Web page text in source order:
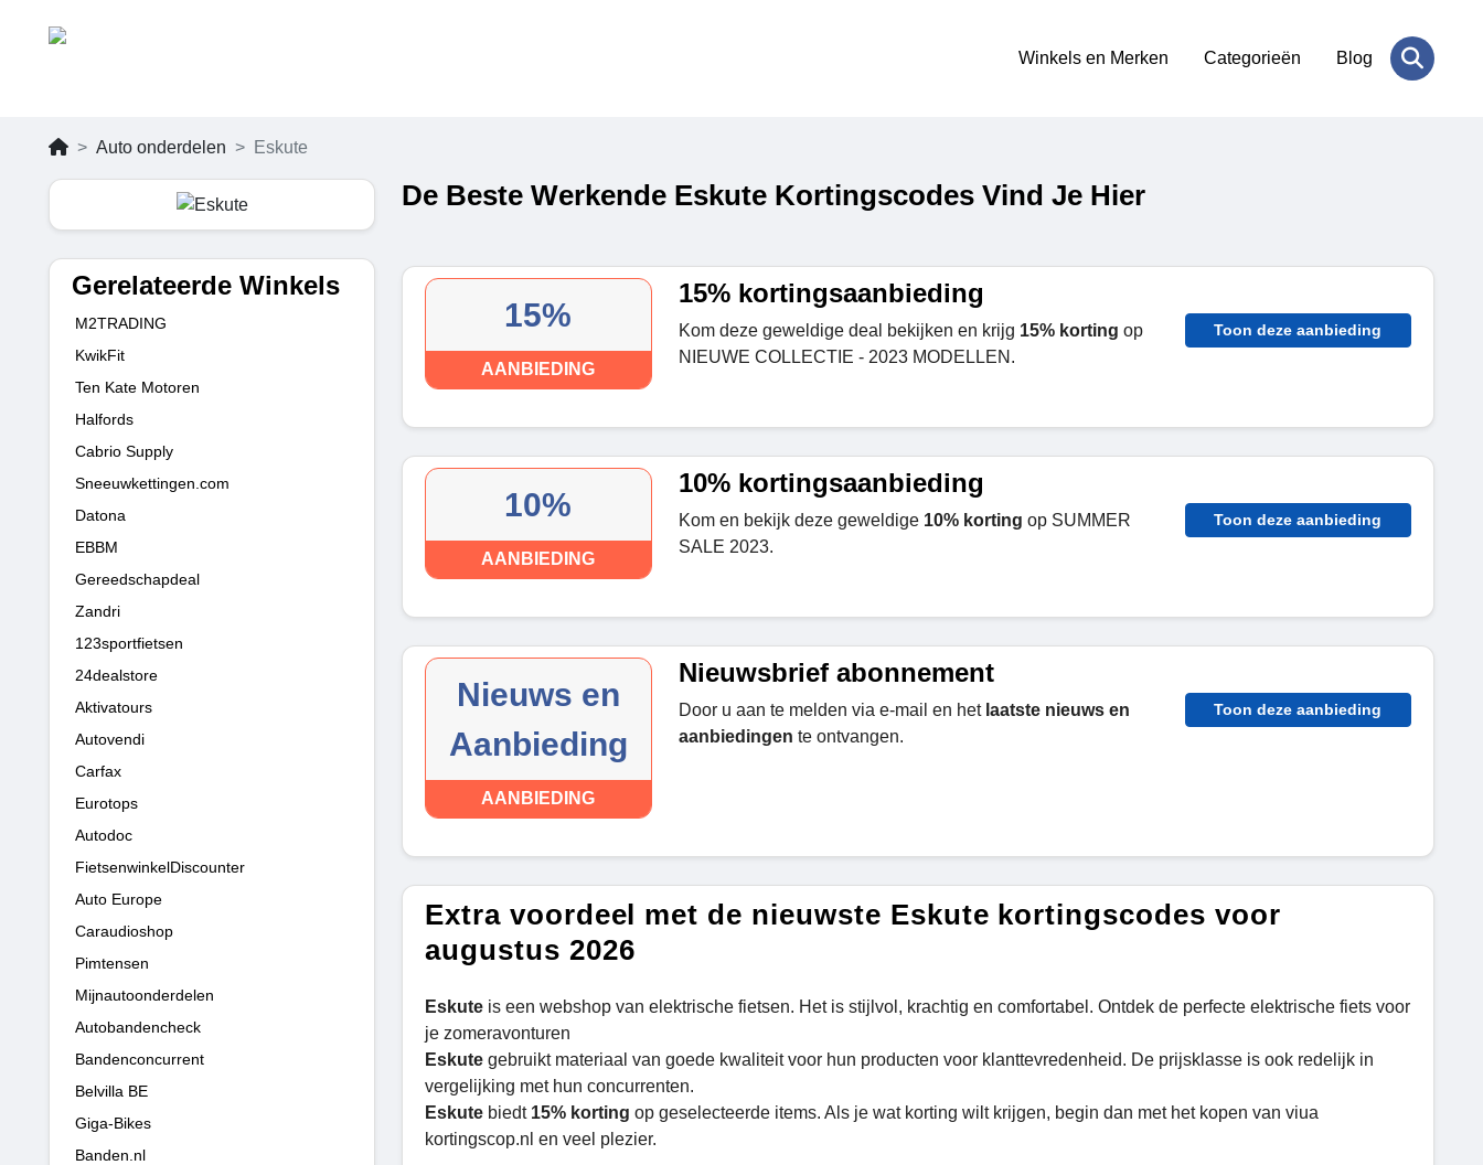
Winkels en Merken Categorieën Blog
Auto onderdelen Eskute
Gerelateerde Winkels
M2TRADING
KwikFit
Ten Kate Motoren
Halfords
Cabrio Supply
Sneeuwkettingen.com
Datona
EBBM
Gereedschapdeal
Zandri
123sportfietsen
24dealstore
Aktivatours
Autovendi
Carfax
Eurotops
Autodoc
FietsenwinkelDiscounter
Auto Europe
Caraudioshop
Pimtensen
Mijnautoonderdelen
Autobandencheck
Bandenconcurrent
Belvilla BE
Giga-Bikes
Banden.nl
De Beste Werkende Eskute Kortingscodes Vind Je Hier
15%
AANBIEDING
15% kortingsaanbieding
Kom deze geweldige deal bekijken en krijg 15% korting op
NIEUWE COLLECTIE - 2023 MODELLEN.
Toon deze aanbieding
10%
AANBIEDING
10% kortingsaanbieding
Kom en bekijk deze geweldige 10% korting op SUMMER
SALE 2023.
Toon deze aanbieding
Nieuws en
Aanbieding
AANBIEDING
Nieuwsbrief abonnement
Door u aan te melden via e-mail en het laatste nieuws en
aanbiedingen te ontvangen.
Toon deze aanbieding
Extra voordeel met de nieuwste Eskute kortingscodes voor
augustus 2026
Eskute is een webshop van elektrische fietsen. Het is stijlvol, krachtig en comfortabel. Ontdek de perfecte elektrische fiets voor
je zomeravonturen
Eskute gebruikt materiaal van goede kwaliteit voor hun producten voor klanttevredenheid. De prijsklasse is ook redelijk in
vergelijking met hun concurrenten.
Eskute biedt 15% korting op geselecteerde items. Als je wat korting wilt krijgen, begin dan met het kopen van viua
kortingscop.nl en veel plezier.